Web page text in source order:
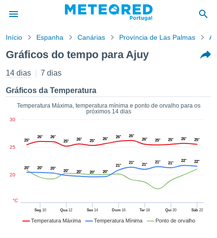
da
foi
por
para
que as
e
digital
Início Espanha Canárias Província de Las Palmas
Gráficos do tempo para Ajuy
14 dias 7 dias
Gráficos da Temperatura
Temperatura Máxima, temperatura mínima e ponto de orvalho para os
próximos 14 dias
Temperatura Máxima Temperatura Mínima Ponto de orvalho
Seg10 Qua12 Sex 14 Dom16 Ter 18 Qui 20 Sáb22
20
25
30
°C
25°
26°
26°
25°
26° 25° 26° 26° 26°
26° 25° 25° 26° 25°
20° 20° 20°
20° 20° 20° 20°
21°
21° 21°
21° 21°
22° 22°